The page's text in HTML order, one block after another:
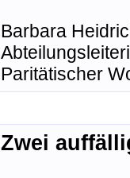
Barbara
Paritätischer
Zwei